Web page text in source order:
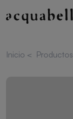
Inicio < Productos